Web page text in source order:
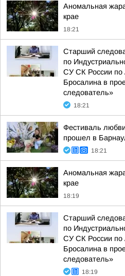
Аномальная
крае
18:21
Старший
по
СУ СК России по
Бросалина в
следователь»
18:21
Фестиваль
прошел в
18:21
Аномальная
крае
18:19
Старший
по
СУ СК России по
Бросалина в
следователь»
18:19